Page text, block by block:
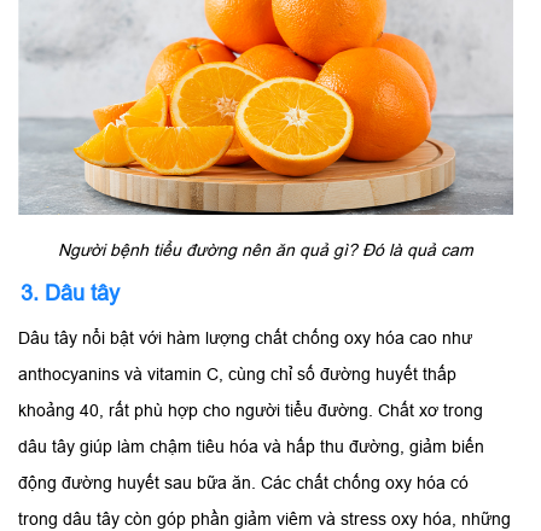
Người bệnh tiểu đường nên ăn quả gì? Đó là quả cam
3. Dâu tây
Dâu tây nổi bật với hàm lượng chất chống oxy hóa cao như
anthocyanins và vitamin C, cùng chỉ số đường huyết thấp
khoảng 40, rất phù hợp cho người tiểu đường. Chất xơ trong
dâu tây giúp làm chậm tiêu hóa và hấp thu đường, giảm biến
động đường huyết sau bữa ăn. Các chất chống oxy hóa có
trong dâu tây còn góp phần giảm viêm và stress oxy hóa, những